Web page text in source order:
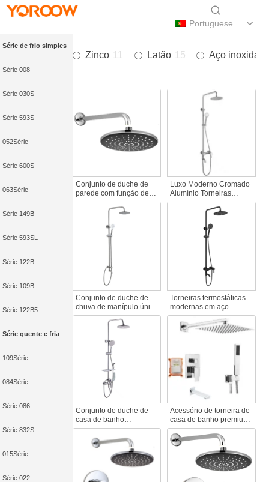
Portuguese
Série de frio simples
Série 008
Série 030S
Série 593S
052Série
Série 600S
063Série
Série 149B
Série 593SL
Série 122B
Série 109B
Série 122B5
Série quente e fria
109Série
084Série
Série 086
Série 832S
015Série
Série 022
Zinco 11 Latão 15 Aço
Conjunto de duche de
parede com função de
chuva cromada
contemporânea
estilo romântico com
torneira de duche de
chuva oculta Torneiras
Luxo Moderno Cromado
Alumínio Torneiras
Termostáticas de Alta
Pressão Chuveiro de
Chuva Fácil Casa de
Conjunto de duche de
chuva de manípulo único
contemporâneo
Conjunto de duche de
de luxo Sistema de
chuva com vários jactos
Torneiras de duche de
Torneiras termostáticas
modernas em aço
inoxidável preto mate
Torneiras termostáticas
com tripla função Rain
Hand Sprayer Tub Spout
Bath Shower System
Jetter
Conjunto de duche de
casa de banho
termostático de duas
pegas contemporâneo
em latão polido barra
deslizante padrão de
pulverização suave
chuveiro de parede
Acessório de torneira de
casa de banho premium
Suporte de chuveiro de
alta pressão em latão
cromado Conjunto de
chuveiro termostático
oculto Banho de chuva